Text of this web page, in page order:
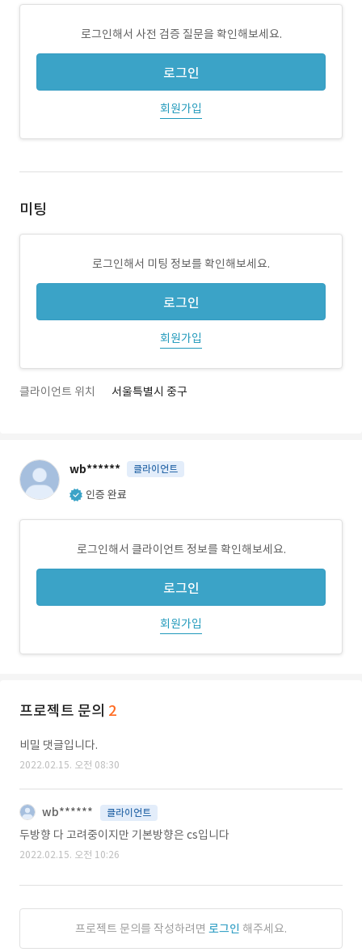
로그인해서 사전 검증 질문을 확인해보세요.
로그인
회원가입
미팅
로그인해서 미팅 정보를 확인해보세요.
로그인
회원가입
클라이언트 위치 서울특별시 중구
wb****** 클라이언트
인증 완료
로그인해서 클라이언트 정보를 확인해보세요.
로그인
회원가입
프로젝트 문의 2
비밀 댓글입니다.
2022.02.15. 오전 08:30
wb****** 클라이언트
두방향 다 고려중이지만 기본방향은 cs입니다
2022.02.15. 오전 10:26
프로젝트 문의를 작성하려면 로그인 해주세요.